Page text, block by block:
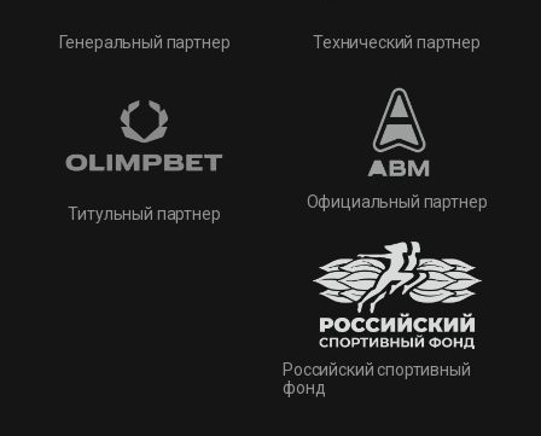
Генеральный партнер
Титульный партнер
Технический партнер
Официальный партнер
Российский спортивный
фонд